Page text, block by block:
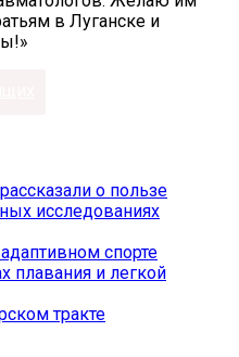
в Луганске и
о пользе
исследованиях
спорте
плавания и легкой
тракте